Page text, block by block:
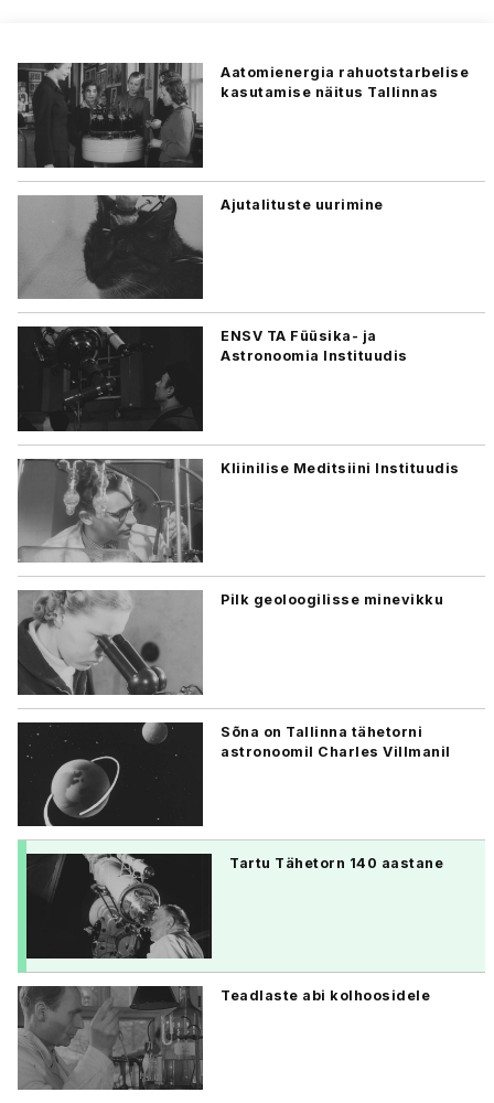
Aatomienergia rahuotstarbelise
kasutamise näitus Tallinnas
Ajutalituste uurimine
ENSV TA Füüsika- ja
Astronoomia Instituudis
Kliinilise Meditsiini Instituudis
Pilk geoloogilisse minevikku
Sõna on Tallinna tähetorni
astronoomil Charles Villmanil
Tartu Tähetorn 140 aastane
Teadlaste abi kolhoosidele